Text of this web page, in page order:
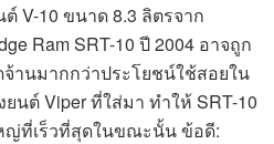
V-10 ขนาด 8.3 ลิตรจาก
Ram SRT-10 ปี 2004 อาจถูก
านมากกว่าประโยชน์ใช้สอยใน
นต์ Viper ที่ใส่มา ทำให้ SRT-10
ญ่ที่เร็วที่สุดในขณะนั้น ข้อดี: